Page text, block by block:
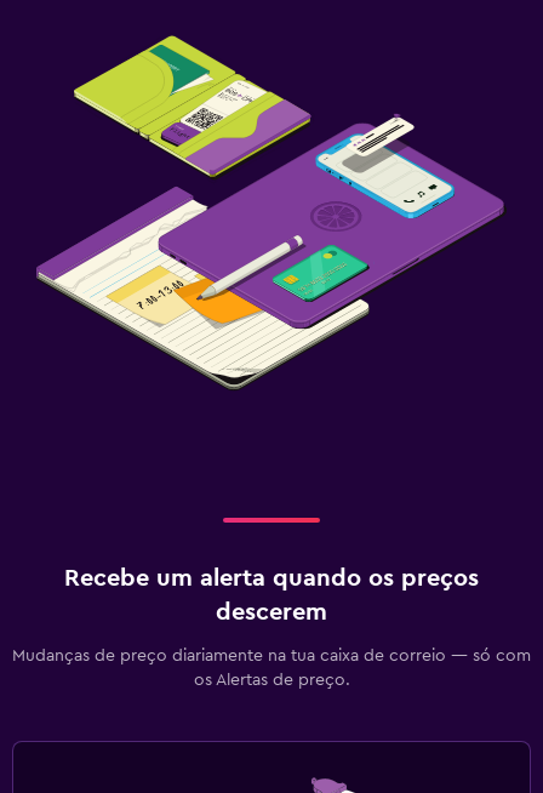
Recebe um alerta quando os preços
descerem
Mudanças de preço diariamente na tua caixa de correio — só com
os Alertas de preço.